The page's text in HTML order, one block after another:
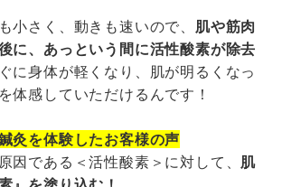
小さく、動きも速いので、 肌や筋肉
に、あっという間に活性酸素が除去
に身体が軽くなり、肌が明るくなっ
体感していただけるんです！
灸を体験したお客様の声
因である＜活性酸素＞に対して、 肌